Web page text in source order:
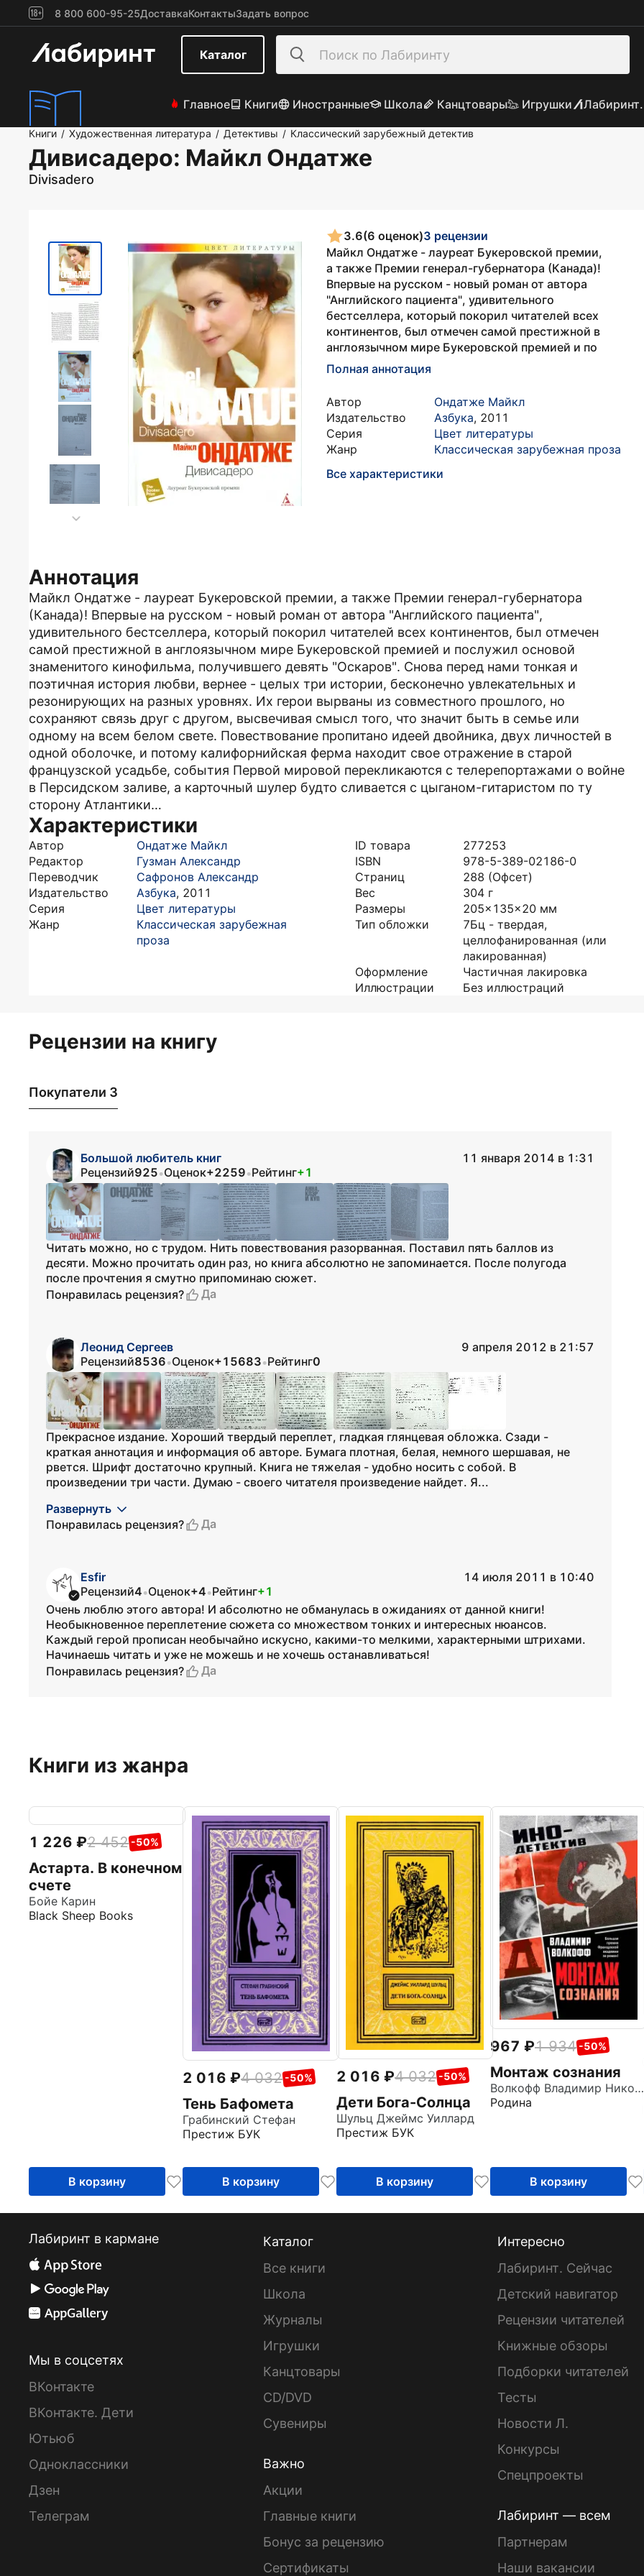
8 800 600-95-25ДоставкаКонтактыЗадать вопрос
Каталог
Главное Книги Иностранные Школа Канцтовары Игрушки
Книги / Художественная литература / Детективы / Классический зарубежный детектив
Дивисадеро: Майкл Ондатже
Divisadero
3.6(6 оценок)3 рецензии
Майкл Ондатже - лауреат Букеровской премии,
а также Премии генерал-губернатора (Канада)!
Впервые на русском - новый роман от автора
"Английского пациента", удивительного
бестселлера, который покорил читателей всех
континентов, был отмечен самой престижной в
англоязычном мире Букеровской премией и по
Полная аннотация
Автор
Ондатже Майкл
Издательство
Азбука, 2011
Серия
Цвет литературы
Жанр
Классическая зарубежная проза
Все характеристики
Аннотация
Майкл Ондатже - лауреат Букеровской премии, а также Премии генерал-губернатора
(Канада)! Впервые на русском - новый роман от автора "Английского пациента",
удивительного бестселлера, который покорил читателей всех континентов, был отмечен
самой престижной в англоязычном мире Букеровской премией и послужил основой
знаменитого кинофильма, получившего девять "Оскаров". Снова перед нами тонкая и
поэтичная история любви, вернее - целых три истории, бесконечно увлекательных и
резонирующих на разных уровнях. Их герои вырваны из совместного прошлого, но
сохраняют связь друг с другом, высвечивая смысл того, что значит быть в семье или
одному на всем белом свете. Повествование пропитано идеей двойника, двух личностей в
одной оболочке, и потому калифорнийская ферма находит свое отражение в старой
французской усадьбе, события Первой мировой перекликаются с телерепортажами о войне
в Персидском заливе, а карточный шулер будто сливается с цыганом-гитаристом по ту
сторону Атлантики…
Характеристики
Автор
Ондатже Майкл
Редактор
Гузман Александр
Переводчик
Сафронов Александр
Издательство
Азбука, 2011
Серия
Цвет литературы
Жанр
Классическая зарубежная
проза
ID товара
277253
ISBN
978-5-389-02186-0
Страниц
288 (Офсет)
Вес
304 г
Размеры
205x135x20 мм
Тип обложки
7Бц - твердая,
целлофанированная (или
лакированная)
Оформление
Частичная лакировка
Иллюстрации
Без иллюстраций
Рецензии на книгу
Покупатели 3
Большой любитель книг
11 января 2014 в 1:31
Рецензий925•Оценок+2259•Рейтинг+1
Читать можно, но с трудом. Нить повествования разорванная. Поставил пять баллов из
десяти. Можно прочитать один раз, но книга абсолютно не запоминается. После полугода
после прочтения я смутно припоминаю сюжет.
Понравилась рецензия?
Да
Леонид Сергеев
9 апреля 2012 в 21:57
Рецензий8536•Оценок+15683•Рейтинг0
Прекрасное издание. Хороший твердый переплет, гладкая глянцевая обложка. Сзади -
краткая аннотация и информация об авторе. Бумага плотная, белая, немного шершавая, не
рвется. Шрифт достаточно крупный. Книга не тяжелая - удобно носить с собой. В
произведении три части. Думаю - своего читателя произведение найдет. Я...
Развернуть
Понравилась рецензия?
Да
Esfir
14 июля 2011 в 10:40
Рецензий4•Оценок+4•Рейтинг+1
Очень люблю этого автора! И абсолютно не обманулась в ожиданиях от данной книги!
Необыкновенное переплетение сюжета со множеством тонких и интересных нюансов.
Каждый герой прописан необычайно искусно, какими-то мелкими, характерными штрихами.
Начинаешь читать и уже не можешь и не хочешь останавливаться!
Понравилась рецензия?
Да
Книги из жанра
1 226 2 452 -50%
Астарта. В конечном
счете
Бойе Карин
Black Sheep Books
В корзину
2 016 4 032 -50%
Тень Бафомета
Грабинский Стефан
Престиж БУК
В корзину
2 016 4 032 -50%
Дети Бога-Солнца
Шульц Джеймс Уиллард
Престиж БУК
В корзину
967 1 934 -50%
Монтаж сознания
Волкофф Владимир Николаевич
Родина
В корзину
Лабиринт в кармане
Мы в соцсетях
ВКонтакте
ВКонтакте. Дети
Ютьюб
Одноклассники
Дзен
Телеграм
Каталог
Все книги
Школа
Журналы
Игрушки
Канцтовары
CD/DVD
Сувениры
Важно
Акции
Главные книги
Бонус за рецензию
Сертификаты
Интересно
Лабиринт. Сейчас
Детский навигатор
Рецензии читателей
Книжные обзоры
Подборки читателей
Тесты
Новости Л.
Конкурсы
Спецпроекты
Лабиринт — всем
Партнерам
Наши вакансии